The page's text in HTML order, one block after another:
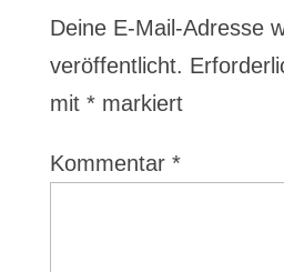
Deine E-Mail-Adresse
veröffentlicht.
mit *markiert
Kommentar *